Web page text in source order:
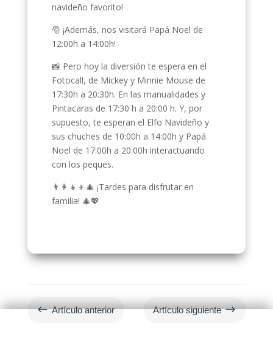
navideño favorito!
🎅 ¡Además, nos visitará Papá Noel de
12:00h a 14:00h!
📸 Pero hoy la diversión te espera en el
Fotocall, de Mickey y Minnie Mouse de
17:30h a 20:30h. En las manualidades y
Pintacaras de 17:30 h a 20:00 h. Y, por
supuesto, te esperan el Elfo Navideño y
sus chuches de 10:00h a 14:00h y Papá
Noel de 17:00h a 20:00h interactuando
con los peques.
👨‍👩‍👧‍👦🎄 ¡Tardes para disfrutar en
familia! 🎄💖
# Artículo anterior Artículo siguiente $